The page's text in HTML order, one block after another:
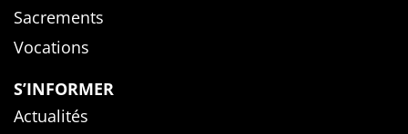
Sacrements
Vocations
S’INFORMER
Actualités